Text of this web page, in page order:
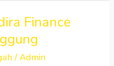
Finance
/Admin